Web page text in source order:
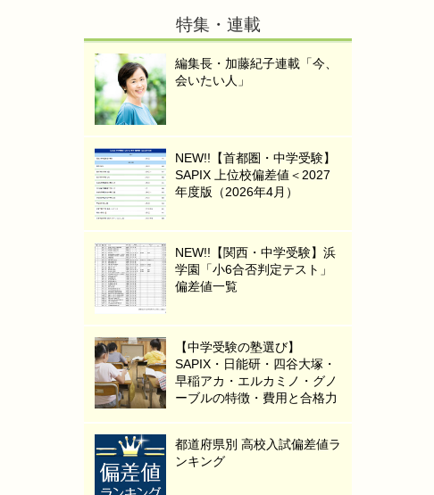
特集・連載
編集長・加藤紀子連載「今、
会いたい人」
NEW!!【首都圏・中学受験】
SAPIX 上位校偏差値＜2027
年度版（2026年4月）
NEW!!【関西・中学受験】浜
学園「小6合否判定テスト」
偏差値一覧
【中学受験の塾選び】
SAPIX・日能研・四谷大塚・
早稲アカ・エルカミノ・グノ
ーブルの特徴・費用と合格力
都道府県別 高校入試偏差値ラ
ンキング